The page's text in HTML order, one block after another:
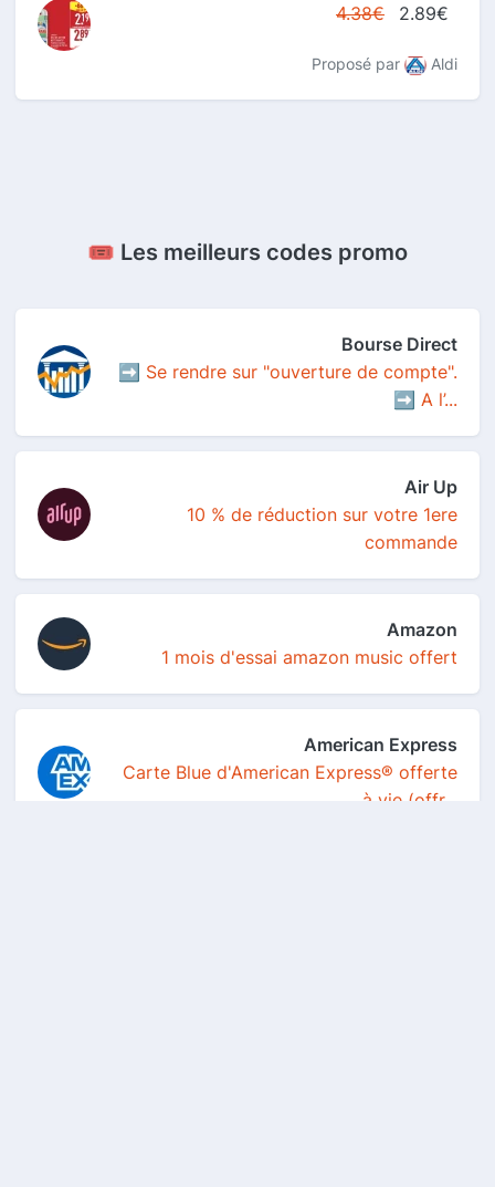
4.38€
2.89€
Proposé par Aldi
🎟️ Les meilleurs codes promo
Bourse Direct
➡️ Se rendre sur "ouverture de compte".
➡️ A l’...
Air Up
10 % de réduction sur votre 1ere
commande
Amazon
1 mois d'essai amazon music offert
American Express
Carte Blue d'American Express® offerte
à vie (offr...